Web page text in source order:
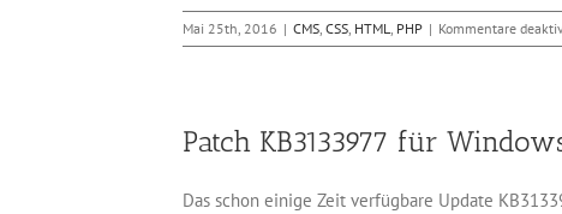
Mai 25th, 2016 | CMS, CSS, HTML, PHP | Kommentare
Patch KB3133977 für
Das schon einige Zeit verfügbare Update